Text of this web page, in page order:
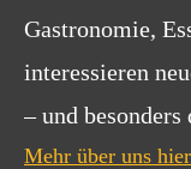
Gastronomie,
interessieren
– und
Mehr über uns